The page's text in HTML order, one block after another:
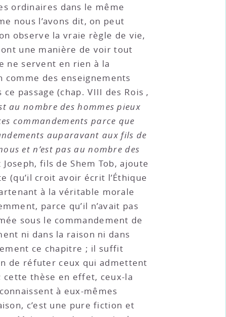
ordinaires dans le même
nous l’avons dit, on peut
observe la vraie règle de vie,
ont une manière de voir tout
ne servent en rien à la
comme des enseignements
passage (chap. VIII des Rois ,
au nombre des hommes pieux
commandements parce que
auparavant aux fils de
et n’est pas au nombre des
fils de Shem Tob, ajoute
(qu’il croit avoir écrit l’Éthique
à la véritable morale
parce qu’il n’avait pas
sous le commandement de
ni dans la raison ni dans
ce chapitre ; il suffit
de réfuter ceux qui admettent
thèse en effet, ceux-la
à eux-mêmes
c’est une pure fiction et